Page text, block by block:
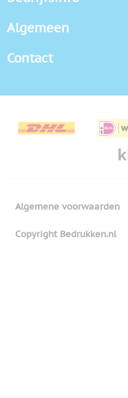
Algemeen
Contact
Algemene voorwaarden
Copyright Bedrukken.nl